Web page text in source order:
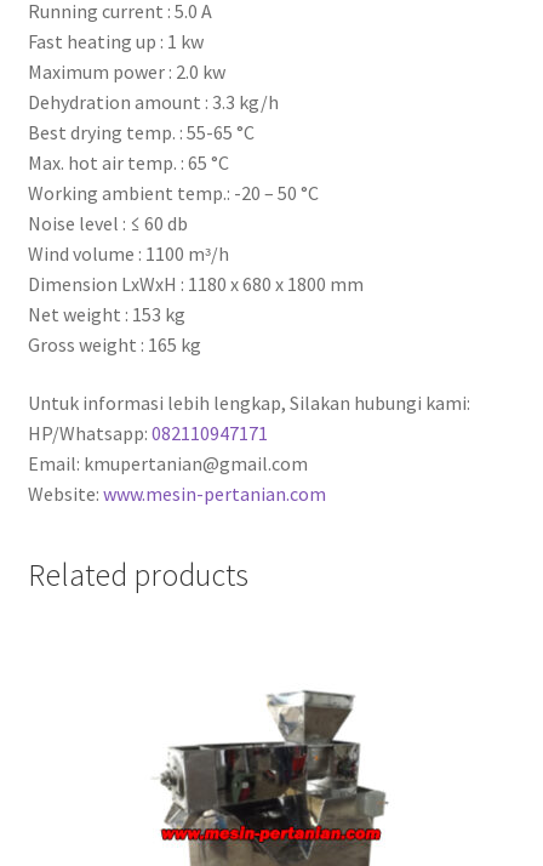
Running current : 5.0 A
Fast heating up : 1 kw
Maximum power : 2.0 kw
Dehydration amount : 3.3 kg/h
Best drying temp. : 55-65 °C
Max. hot air temp. : 65 °C
Working ambient temp.: -20 – 50 °C
Noise level : ≤ 60 db
Wind volume : 1100 mᵌ/h
Dimension LxWxH : 1180 x 680 x 1800 mm
Net weight : 153 kg
Gross weight : 165 kg
Untuk informasi lebih lengkap, Silakan hubungi kami:
HP/Whatsapp: 082110947171
Email: kmupertanian@gmail.com
Website: www.mesin-pertanian.com
Related products